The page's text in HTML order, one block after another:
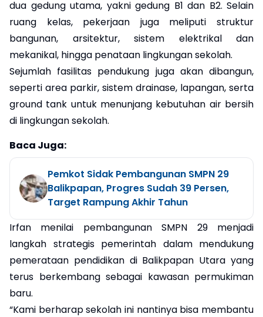
dua gedung utama, yakni gedung B1 dan B2. Selain
ruang kelas, pekerjaan juga meliputi struktur
bangunan, arsitektur, sistem elektrikal dan
mekanikal, hingga penataan lingkungan sekolah.
Sejumlah fasilitas pendukung juga akan dibangun,
seperti area parkir, sistem drainase, lapangan, serta
ground tank untuk menunjang kebutuhan air bersih
di lingkungan sekolah.
Baca Juga:
Pemkot Sidak Pembangunan SMPN 29
Balikpapan, Progres Sudah 39 Persen,
Target Rampung Akhir Tahun
Irfan menilai pembangunan SMPN 29 menjadi
langkah strategis pemerintah dalam mendukung
pemerataan pendidikan di Balikpapan Utara yang
terus berkembang sebagai kawasan permukiman
baru.
“Kami berharap sekolah ini nantinya bisa membantu